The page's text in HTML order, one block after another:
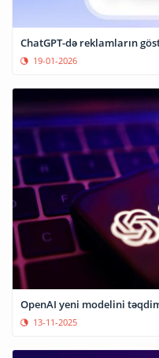
ChatGPT-də reklamların
19-01-2026
OpenAI yeni modelini
13-11-2025